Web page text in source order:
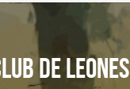
DE LEONES